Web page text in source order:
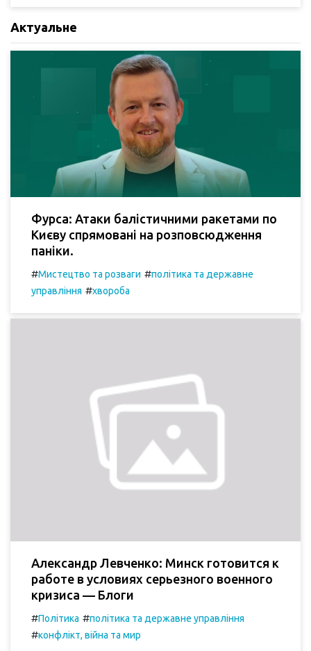
Актуальне
Фурса: Атаки балістичними ракетами по
Києву спрямовані на розповсюдження
паніки.
#Мистецтво та розваги #політика та державне
управління #хвороба
Александр Левченко: Минск готовится к
работе в условиях серьезного военного
кризиса — Блоги
#Політика #політика та державне управління
#конфлікт, війна та мир